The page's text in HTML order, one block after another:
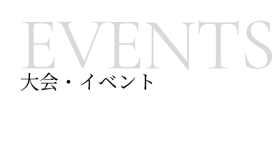
大会・イベント